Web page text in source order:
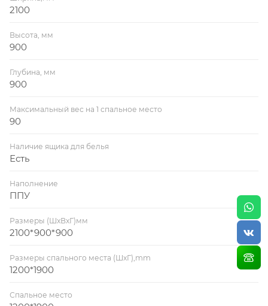
Обивка: черный + бежевый микровелюр
Требуется сборка (присоединить подлокотники)
Внимание подушки не входят в стоимость!
К дивану можно отдельно приобрести подушки
размером 45*45 см, стоимостью 650 рублей за одну
2100
Высота, мм
900
Глубина, мм
900
Максимальный вес на 1 спальное место
90
Наличие ящика для белья
Есть
Наполнение
ППУ
Размеры (ШхВхГ)мм
2100*900*900
Размеры спального места (ШхГ),mm
1200*1900
Спальное место